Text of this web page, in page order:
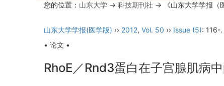
您的位置： 山东大学 -> 科技期刊社 -> 《山东大学学报（
山东大学学报(医学版) ›› 2012, Vol. 50 ›› Issue (5): 116-.
• 论文 •
RhoE／Rnd3蛋白在子宫腺肌病